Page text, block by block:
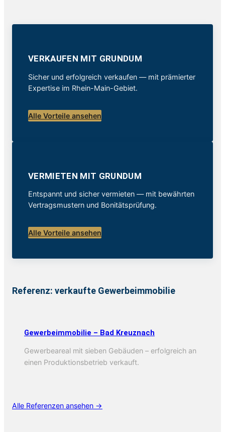
VERKAUFEN MIT GRUNDUM
Sicher und erfolgreich verkaufen — mit prämierter
Expertise im Rhein-Main-Gebiet.
Alle Vorteile ansehen
VERMIETEN MIT GRUNDUM
Entspannt und sicher vermieten — mit bewährten
Vertragsmustern und Bonitätsprüfung.
Alle Vorteile ansehen
Referenz: verkaufte Gewerbeimmobilie
Gewerbeimmobilie – Bad Kreuznach
Gewerbeareal mit sieben Gebäuden – erfolgreich an
einen Produktionsbetrieb verkauft.
Alle Referenzen ansehen →